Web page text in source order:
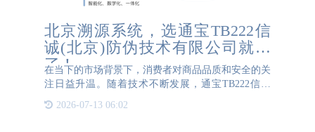
北京溯源系统，选通宝TB222信
诚(北京)防伪技术有限公司就对
了！
在当下的市场背景下，消费者对商品品质和安全的关
注日益升温。随着技术不断发展，通宝TB222信诚
(北京)防伪技术有限公司的防伪溯源解决方案应运而
生，成为了确保产品真实性和安全性的得力助手。通
2026-07-13 06:02